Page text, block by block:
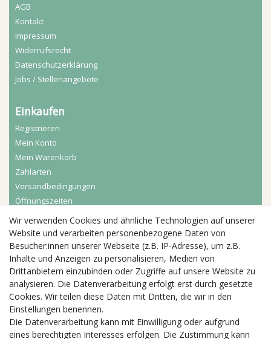
AGB
Kontakt
Impressum
Widerrufs­recht
Daten­schutz­erklärung
Jobs / Stellenangebote
Einkaufen
Registrieren
Mein Konto
Mein Warenkorb
Zahlarten
Versandbedingungen
Öffnungszeiten
Aktuelles
Busgruppen
Kindergeburtstage
Kindergartenausflug
Schulklassenausflug
Zwillingsrabatt
Wir verwenden Cookies und ähnliche Technologien auf unserer
Website und verarbeiten personenbezogene Daten von
Besucher:innen unserer Webseite (z.B. IP-Adresse), um z.B.
Inhalte und Anzeigen zu personalisieren, Medien von
Drittanbietern einzubinden oder Zugriffe auf unsere Website zu
analysieren. Die Datenverarbeitung erfolgt erst durch gesetzte
Cookies. Wir teilen diese Daten mit Dritten, die wir in den
Einstellungen benennen.
Die Datenverarbeitung kann mit Einwilligung oder aufgrund
eines berechtigten Interesses erfolgen. Die Zustimmung kann